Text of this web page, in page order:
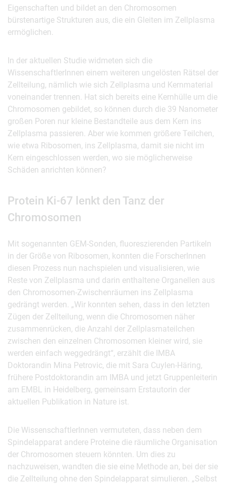
Eigenschaften und bildet an den Chromosomen
bürstenartige Strukturen aus, die ein Gleiten im Zellplasma
ermöglichen.
In der aktuellen Studie widmeten sich die
WissenschaftlerInnen einem weiteren ungelösten Rätsel der
Zellteilung, nämlich wie sich Zellplasma und Kernmaterial
voneinander trennen. Hat sich bereits eine Kernhülle um die
Chromosomen gebildet, so können durch die 39 Nanometer
großen Poren nur kleine Bestandteile aus dem Kern ins
Zellplasma passieren. Aber wie kommen größere Teilchen,
wie etwa Ribosomen, ins Zellplasma, damit sie nicht im
Kern eingeschlossen werden, wo sie möglicherweise
Schäden anrichten können?
Protein Ki-67 lenkt den Tanz der
Chromosomen
Mit sogenannten GEM-Sonden, fluoreszierenden Partikeln
in der Größe von Ribosomen, konnten die ForscherInnen
diesen Prozess nun nachspielen und visualisieren, wie
Reste von Zellplasma und darin enthaltene Organellen aus
den Chromosomen-Zwischenräumen ins Zellplasma
gedrängt werden. „Wir konnten sehen, dass in den letzten
Zügen der Zellteilung, wenn die Chromosomen näher
zusammenrücken, die Anzahl der Zellplasmateilchen
zwischen den einzelnen Chromosomen kleiner wird, sie
werden einfach weggedrängt“, erzählt die IMBA
Doktorandin Mina Petrovic, die mit Sara Cuylen-Häring,
frühere Postdoktorandin am IMBA und jetzt Gruppenleiterin
am EMBL in Heidelberg, gemeinsam Erstautorin der
aktuellen Publikation in Nature ist.
Die WissenschaftlerInnen vermuteten, dass neben dem
Spindelapparat andere Proteine die räumliche Organisation
der Chromosomen steuern könnten. Um dies zu
nachzuweisen, wandten die sie eine Methode an, bei der sie
die Zellteilung ohne den Spindelapparat simulieren. „Selbst